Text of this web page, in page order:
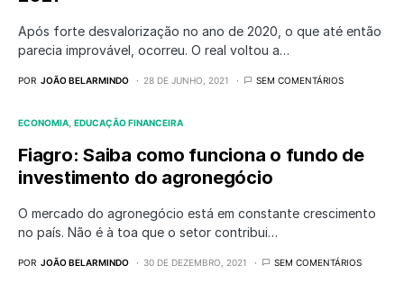
Após forte desvalorização no ano de 2020, o que até então
parecia improvável, ocorreu. O real voltou a…
POR JOÃO BELARMINDO 28 DE JUNHO, 2021 SEM COMENTÁRIOS
ECONOMIA EDUCAÇÃO FINANCEIRA
Fiagro: Saiba como funciona o fundo de
investimento do agronegócio
O mercado do agronegócio está em constante crescimento
no país. Não é à toa que o setor contribui…
POR JOÃO BELARMINDO 30 DE DEZEMBRO, 2021 SEM COMENTÁRIOS